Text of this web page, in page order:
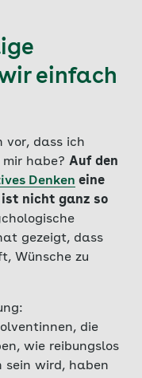
einfach
vor, dass ich
habe? Auf den
Denken eine
ist nicht ganz so
gezeigt, dass
Wünsche zu
die
wie reibungslos
sein wird, haben